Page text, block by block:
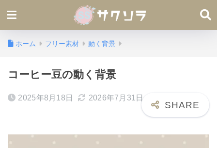
ホーム フリー素材 動く背景
コーヒー豆の動く背景
2025年8月18日 2026年7月31日